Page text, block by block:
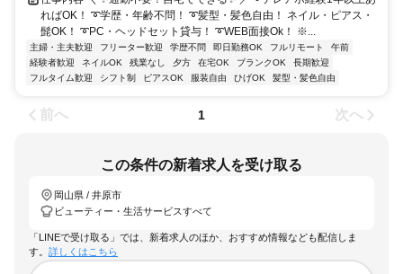
ればOK！ ➰学歴・年齢不問！ ➰髪型・髪色自由！ ネイル・ピアス・
髭OK！ ➰PC・ヘッドセット貸与！ ➰WEB面接Ok！ ※...
主婦・主夫歓迎 フリーター歓迎 学歴不問 即日勤務OK フルリモート
午前
経験者歓迎
ネイルOK 残業なし 夕方 在宅OK ブランクOK
長期歓迎
フルタイム歓迎
シフト制 ピアスOK 服装自由 ひげOK 髪型・髪色自由
前へ 1 次へ
この条件の新着求人を受け取る
岡山県 / 井原市
ビューティー・生活サービスすべて
「LINEで受け取る」では、新着求人のほか、おすすめ情報なども配信しま
す。 詳しくはこちら